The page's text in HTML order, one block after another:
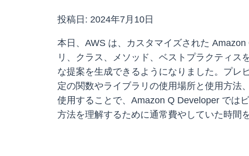
投稿日: 2024年7月10日
本日、AWS は、カスタマイズされた
リ、クラス、メソッド、ベストプラクティ
な提案を生成できるようになりました。プレ
定の関数やライブラリの使用場所と使用方法
使用することで、Amazon Q Developer では
方法を理解するために通常費やしていた時間